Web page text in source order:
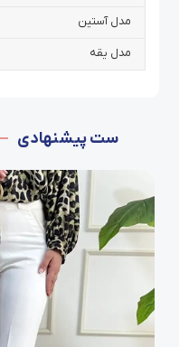
مدل آستین
مدل یقه
ست پیشنهادی